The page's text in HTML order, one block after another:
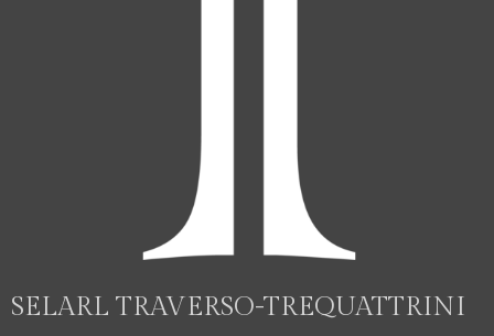
SELARL TRAVERSO-TREQUATTRINI